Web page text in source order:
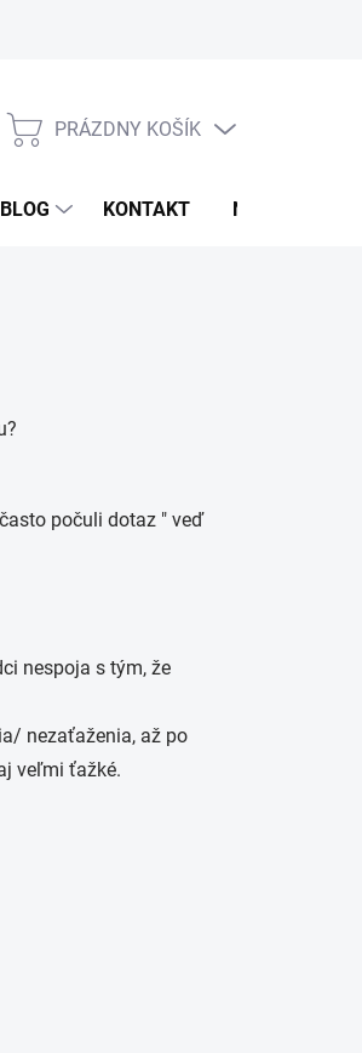
NÁKUPNÝ
PRÁZDNY KOŠÍK
BLOG KONTAKT NOVINKY
počuli dotaz " veď
nespoja s tým, že
nezaťaženia, až po
veľmi ťažké.